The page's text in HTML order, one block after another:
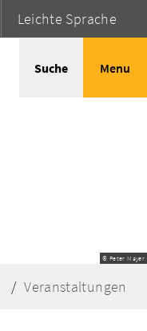
Leichte Sprache
Suche Menu
© Peter Mayer
Veranstaltungen